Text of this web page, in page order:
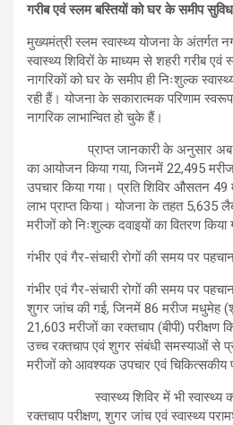
गरीब एवं स्लम बस्तियों को घर के समीप
मुख्यमंत्री स्लम स्वास्थ्य योजना के अंतर्गत
स्वास्थ्य शिविरों के माध्यम से शहरी गरीब एवं
नागरिकों को घर के समीप ही निःशुल्क
रही हैं। योजना के सकारात्मक परिणाम
नागरिक लाभान्वित हो चुके हैं।
प्राप्त जानकारी के अनुसार अब तक
का आयोजन किया गया, जिनमें 22,495
उपचार किया गया। प्रति शिविर औसतन 49
लाभ प्राप्त किया। योजना के तहत 5,635
मरीजों को निःशुल्क दवाइयों का वितरण किया
गंभीर एवं गैर-संचारी रोगों की समय पर
गंभीर एवं गैर-संचारी रोगों की समय पर
शुगर जांच की गई, जिनमें 86 मरीज मधुमेह
21,603 मरीजों का रक्तचाप (बीपी) परीक्षण
उच्च रक्तचाप एवं शुगर संबंधी समस्याओं से
मरीजों को आवश्यक उपचार एवं चिकित्सकीय
स्वास्थ्य शिविर में भी स्वास्थ्य
रक्तचाप परीक्षण, शुगर जांच एवं स्वास्थ्य